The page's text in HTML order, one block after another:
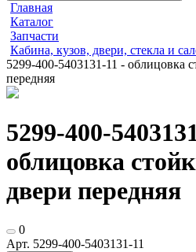
Главная
Каталог
Запчасти
Кабина, кузов, двери, стекла и
5299-400-5403131-11 - облицовка
передняя
5299-400-
облицовка
двери передняя
0
Арт. 5299-400-5403131-11